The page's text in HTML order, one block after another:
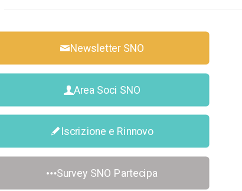
Newsletter SNO
Area Soci SNO
Iscrizione e Rinnovo
Survey SNO Partecipa